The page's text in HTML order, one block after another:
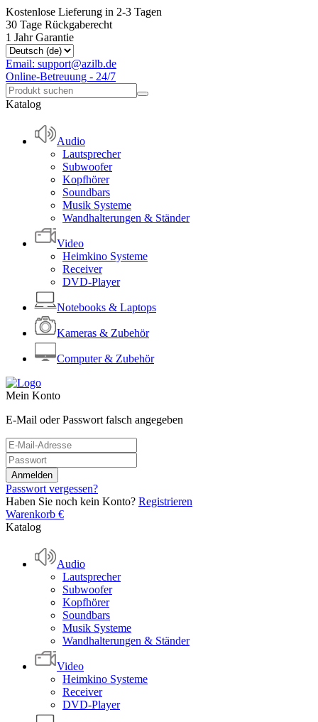
Kostenlose Lieferung in 2-3 Tagen
30 Tage Rückgaberecht
1 Jahr Garantie
Email: support@azilb.de
Online-Betreuung - 24/7
Katalog
Audio
Lautsprecher
Subwoofer
Kopfhörer
Soundbars
Musik Systeme
Wandhalterungen & Ständer
Video
Heimkino Systeme
Receiver
DVD-Player
Notebooks & Laptops
Kameras & Zubehör
Computer & Zubehör
Mein Konto
E-Mail oder Passwort falsch angegeben
Passwort vergessen?
Haben Sie noch kein Konto? Registrieren
Warenkorb €
Katalog
Audio
Lautsprecher
Subwoofer
Kopfhörer
Soundbars
Musik Systeme
Wandhalterungen & Ständer
Video
Heimkino Systeme
Receiver
DVD-Player